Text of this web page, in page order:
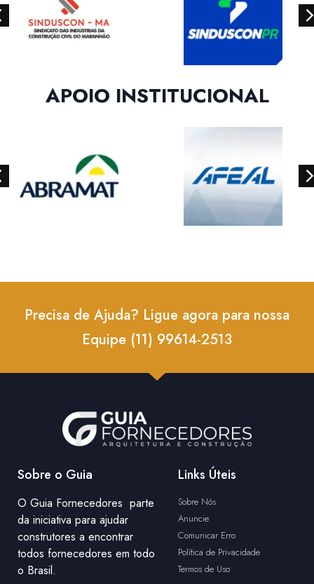
APOIO INSTITUCIONAL
Precisa de Ajuda? Ligue agora para nossa
Equipe (11) 99614-2513
Sobre o Guia
O Guia Fornecedores parte
da iniciativa para ajudar
construtores a encontrar
todos fornecedores em todo
o Brasil.
Links Úteis
Sobre Nós
Anuncie
Comunicar Erro
Política de Privacidade
Termos de Uso